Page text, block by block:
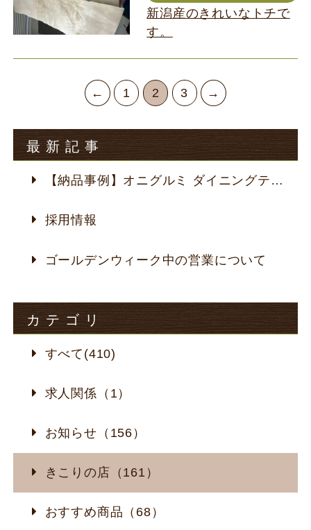
新潟産のきれいなトチで
す。
← 1 2 3 →
最新記事
【納品事例】オニグルミ ダイニングテーブル
採用情報
ゴールデンウィーク中の営業について
カテゴリ
すべて(410)
求人関係（1）
お知らせ（156）
きこりの店（161）
おすすめ商品（68）